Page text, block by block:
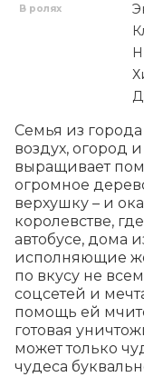
В ролях
Семья из
воздух, огород
выращивает
огромное
верхушку – и
королевстве,
автобусе, дома
исполняющие
по вкусу не
соцсетей и
помощь ей
готовая
может только
чудеса